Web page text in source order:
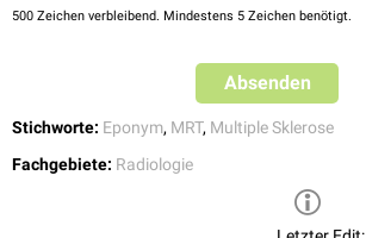
500 Zeichen verbleibend. Mindestens 5 Zeichen benötigt.
Absenden
Stichworte: Eponym, MRT, Multiple Sklerose
Fachgebiete: Radiologie